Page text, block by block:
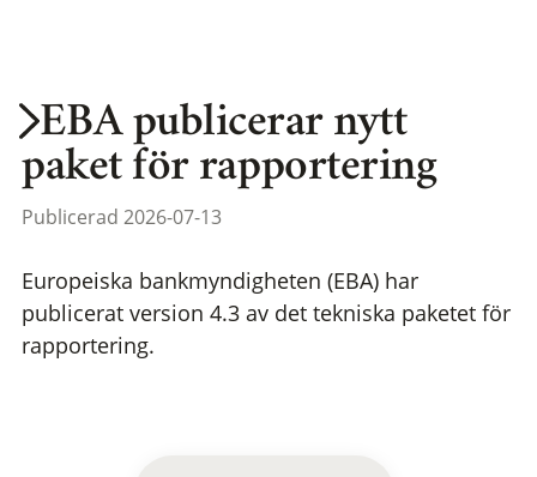
EBA publicerar nytt
paket för rapportering
Publicerad 2026-07-13
Europeiska bankmyndigheten (EBA) har
publicerat version 4.3 av det tekniska paketet för
rapportering.